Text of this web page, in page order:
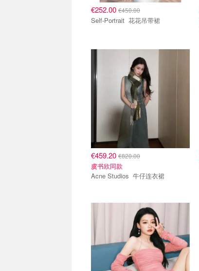
€252.00 €450.00
Self-Portrait 花花吊带裙
€459.20 €820.00
虞书欣同款
Acne Studios 牛仔连衣裙